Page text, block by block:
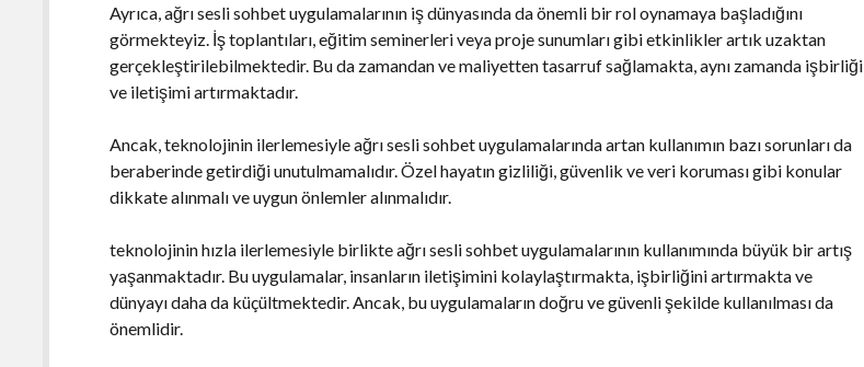
Ayrıca, ağrı sesli sohbet uygulamalarının iş dünyasında da önemli bir rol oynamaya başladığını
görmekteyiz. İş toplantıları, eğitim seminerleri veya proje sunumları gibi etkinlikler artık uzaktan
gerçekleştirilebilmektedir. Bu da zamandan ve maliyetten tasarruf sağlamakta, aynı zamanda işbirliği
ve iletişimi artırmaktadır.
Ancak, teknolojinin ilerlemesiyle ağrı sesli sohbet uygulamalarında artan kullanımın bazı sorunları da
beraberinde getirdiği unutulmamalıdır. Özel hayatın gizliliği, güvenlik ve veri koruması gibi konular
dikkate alınmalı ve uygun önlemler alınmalıdır.
teknolojinin hızla ilerlemesiyle birlikte ağrı sesli sohbet uygulamalarının kullanımında büyük bir artış
yaşanmaktadır. Bu uygulamalar, insanların iletişimini kolaylaştırmakta, işbirliğini artırmakta ve
dünyayı daha da küçültmektedir. Ancak, bu uygulamaların doğru ve güvenli şekilde kullanılması da
önemlidir.